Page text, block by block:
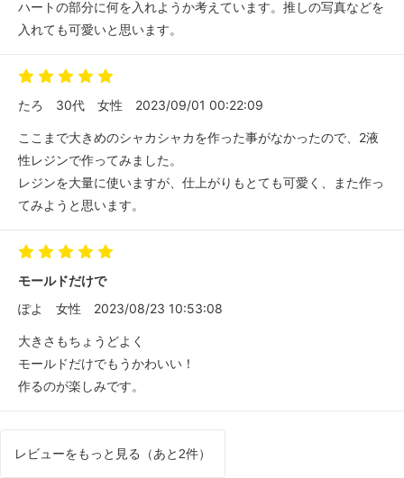
ハートの部分に何を入れようか考えています。推しの写真などを
入れても可愛いと思います。
たろ 30代 女性 2023/09/01 00:22:09
ここまで大きめのシャカシャカを作った事がなかったので、2液
性レジンで作ってみました。
レジンを大量に使いますが、仕上がりもとても可愛く、また作っ
てみようと思います。
モールドだけで
ぽよ
女性 2023/08/23 10:53:08
大きさもちょうどよく
モールドだけでもうかわいい！
作るのが楽しみです。
レビューをもっと見る（あと2件）